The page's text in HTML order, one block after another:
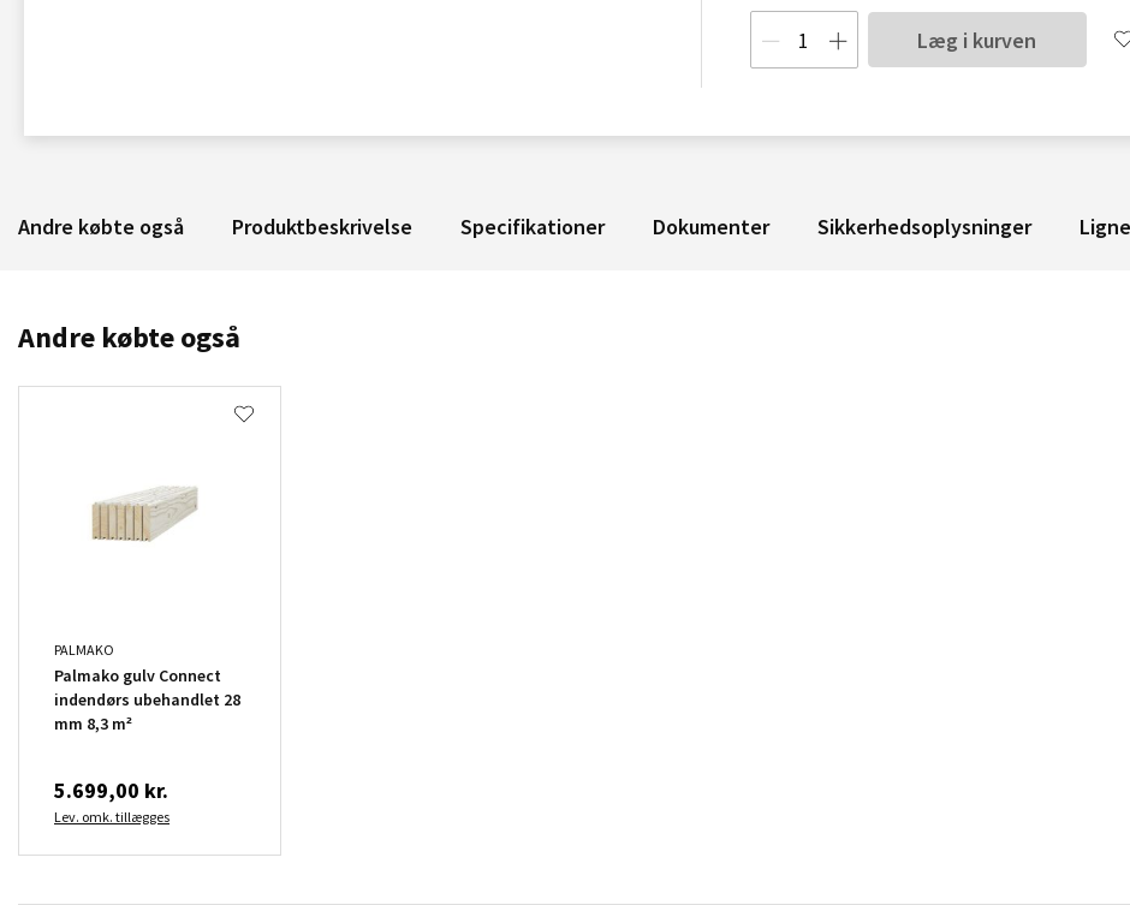
Læg i kurven
Andre købte også Produktbeskrivelse Specifikationer Dokumenter Sikkerhedsoplysninger
Andre købte også
PALMAKO
Palmako gulv Connect
indendørs ubehandlet 28
mm 8,3 m²
5.699,00 kr.
Lev. omk. tillægges